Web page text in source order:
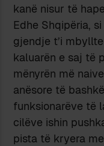
kanë nisur të
Edhe Shqipëria,
gjendje t’i
kaluarën e saj të
mënyrën më
anësore të
funksionarëve të
cilëve ishin
pista të kryera